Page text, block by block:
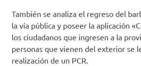
También se analiza el regreso del
la vía pública y poseer la aplicación
los ciudadanos que ingresen a la
personas que vienen del exterior se
realización de un PCR.